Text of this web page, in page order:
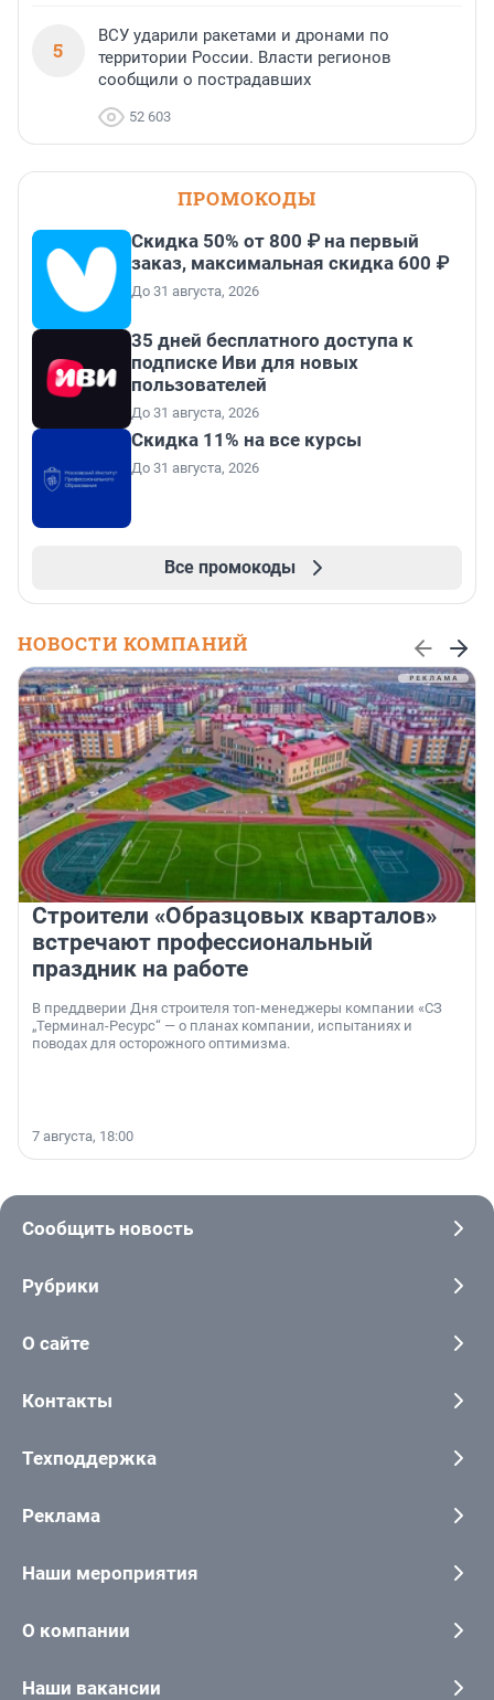
5
ВСУ ударили ракетами и дронами по
территории России. Власти регионов
сообщили о пострадавших
52 603
ПРОМОКОДЫ
Скидка 50% от 800 ₽ на первый
заказ, максимальная скидка 600 ₽
До 31 августа, 2026
35 дней бесплатного доступа к
подписке Иви для новых
пользователей
До 31 августа, 2026
Скидка 11% на все курсы
До 31 августа, 2026
Все промокоды
НОВОСТИ КОМПАНИЙ
Строители «Образцовых кварталов»
встречают профессиональный
праздник на работе
В преддверии Дня строителя топ-менеджеры компании «СЗ
„Терминал-Ресурс“ — о планах компании, испытаниях и
поводах для осторожного оптимизма.
7 августа, 18:00
Сообщить новость
Рубрики
О сайте
Контакты
Техподдержка
Реклама
Наши мероприятия
О компании
Наши вакансии